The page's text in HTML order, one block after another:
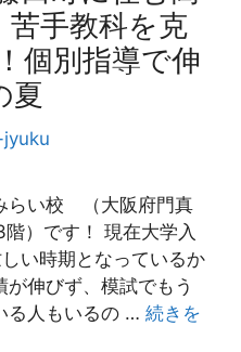
手教科を克
個別指導で伸
夏
らい校 （大阪府門真
）です！ 現在大学入
い時期となっているか
が伸びず、模試でもう
る人もいるの … 続きを